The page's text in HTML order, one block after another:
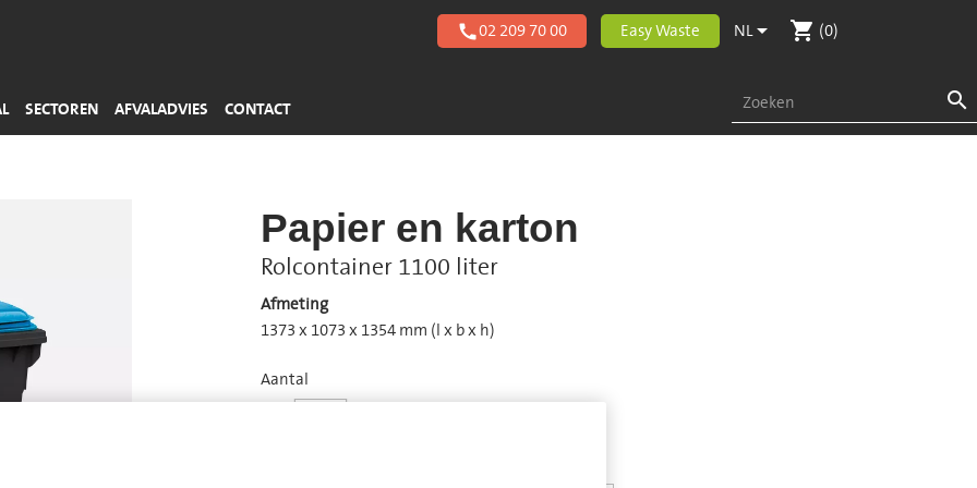
call02 209 70 00 Easy Waste NL shopping_cart (0)
> Meer afvalstromen
> Meer afvalstromen
SECTOREN AFVALADVIES CONTACT 
Papier en karton
Rolcontainer 1100 liter
Afmeting
1373 x 1073 x 1354 mm (l x b x h)
Aantal